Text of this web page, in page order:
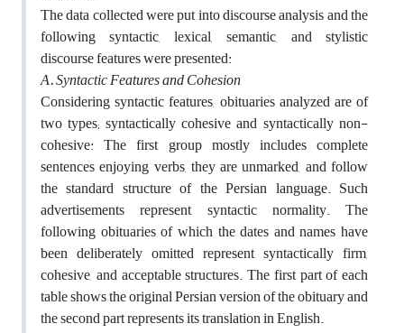
The data collected were put into discourse analysis and the
following syntactic, lexical, semantic, and stylistic
discourse features were presented:
A.Syntactic Features and Cohesion
Considering syntactic features, obituaries analyzed are of
two types; syntactically cohesive and syntactically non-
cohesive: The first group mostly includes complete
sentences enjoying verbs, they are unmarked, and follow
the standard structure of the Persian language. Such
advertisements represent syntactic normality. The
following obituaries of which the dates and names have
been deliberately omitted represent syntactically firm,
cohesive, and acceptable structures. The first part of each
table shows the original Persian version of the obituary and
the second part represents its translation in English.